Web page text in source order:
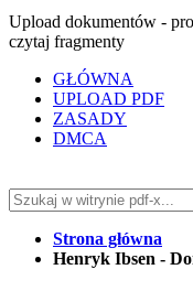
Upload dokumentów -
czytaj fragmenty
GŁÓWNA
UPLOAD PDF
ZASADY
DMCA
Strona główna
Henryk Ibsen -